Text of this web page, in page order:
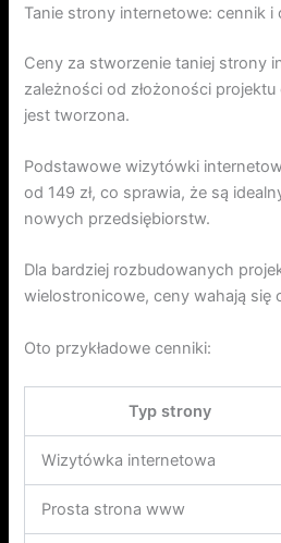
Tanie strony internetowe: cennik i
Ceny za stworzenie taniej strony
zależności od złożoności
jest tworzona.
Podstawowe wizytówki
od 149 zł, co sprawia, że są
nowych przedsiębiorstw.
Dla bardziej rozbudowanych
wielostronicowe, ceny wahają się
Oto przykładowe cenniki:
Typ strony
Wizytówka internetowa
Prosta strona www